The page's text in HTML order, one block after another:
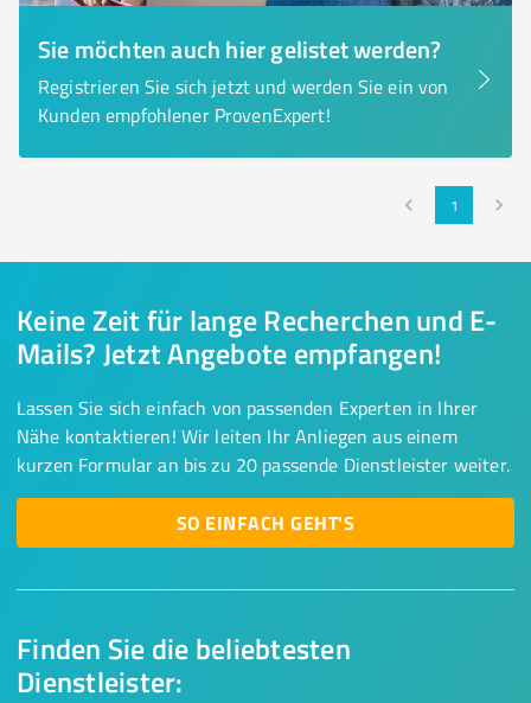
Sie möchten auch hier gelistet werden?
Registrieren Sie sich jetzt und werden Sie ein von
Kunden empfohlener ProvenExpert!
1
Finden Sie die beliebtesten
Dienstleister:
Keine Zeit für lange Recherchen und E-
Mails? Jetzt Angebote empfangen!
Lassen Sie sich einfach von passenden Experten in Ihrer
Nähe kontaktieren! Wir leiten Ihr Anliegen aus einem
kurzen Formular an bis zu 20 passende Dienstleister weiter.
SO EINFACH GEHT'S